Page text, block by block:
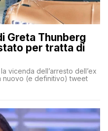
Greta Thunberg
per tratta di
vicenda dell’arresto dell’ex
nuovo (e definitivo) tweet